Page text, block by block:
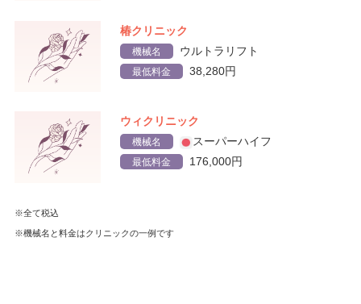
椿クリニック
機械名 ウルトラリフト
最低料金 38,280円
ウィクリニック
機械名 スーパーハイフ
最低料金 176,000円
※全て税込
※機械名と料金はクリニックの一例です